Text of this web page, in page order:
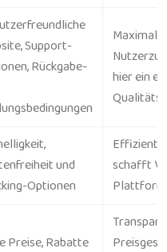
Support-
Rückgabe-
Maximale
hier ein
und
Optionen
schafft
Preise, Rabatte